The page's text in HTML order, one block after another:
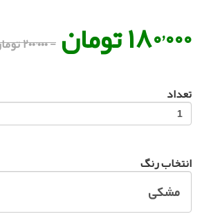
۱۸۰٬۰۰۰ تومان
- ۲۰۰٬۰۰۰ تومان
تعداد
انتخاب رنگ